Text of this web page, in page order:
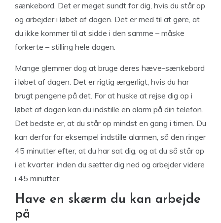
sænkebord. Det er meget sundt for dig, hvis du står op
og arbejder i løbet af dagen. Det er med til at gøre, at
du ikke kommer til at sidde i den samme – måske
forkerte – stilling hele dagen.
Mange glemmer dog at bruge deres hæve-sænkebord
i løbet af dagen. Det er rigtig ærgerligt, hvis du har
brugt pengene på det. For at huske at rejse dig op i
løbet af dagen kan du indstille en alarm på din telefon.
Det bedste er, at du står op mindst en gang i timen. Du
kan derfor for eksempel indstille alarmen, så den ringer
45 minutter efter, at du har sat dig, og at du så står op
i et kvarter, inden du sætter dig ned og arbejder videre
i 45 minutter.
Have en skærm du kan arbejde
på